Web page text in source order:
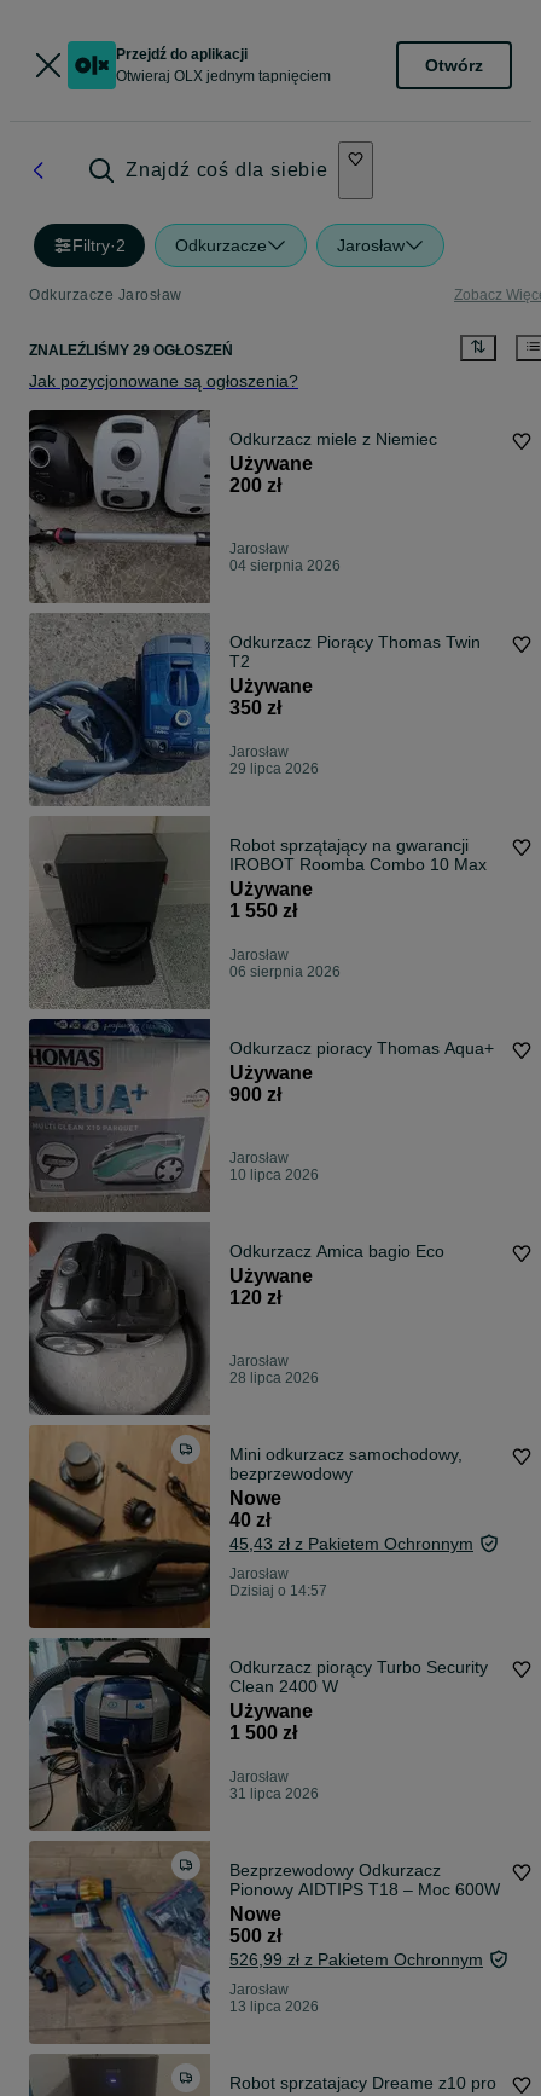
Przejdź do aplikacji
Otwieraj OLX jednym tapnięciem
Otwórz
Znajdź coś dla siebie
Filtry·2 Odkurzacze Jarosław
Odkurzacze Jarosław Zobacz
ZNALEŹLIŚMY 29 OGŁOSZEŃ
Jak pozycjonowane są ogłoszenia?
Odkurzacz miele z Niemiec
Używane
200 zł
Jarosław
04 sierpnia 2026
Odkurzacz Piorący Thomas Twin
T2
Używane
350 zł
Jarosław
29 lipca 2026
Robot sprzątający na gwarancji
IROBOT Roomba Combo 10 Max
Używane
1 550 zł
Jarosław
06 sierpnia 2026
Odkurzacz pioracy Thomas Aqua+
Używane
900 zł
Jarosław
10 lipca 2026
Odkurzacz Amica bagio Eco
Używane
120 zł
Jarosław
28 lipca 2026
Mini odkurzacz samochodowy,
bezprzewodowy
Nowe
40 zł
45,43 zł z Pakietem Ochronnym
Jarosław
Dzisiaj o 14:57
Odkurzacz piorący Turbo Security
Clean 2400 W
Używane
1 500 zł
Jarosław
31 lipca 2026
Bezprzewodowy Odkurzacz
Pionowy AIDTIPS T18 – Moc 600W
Nowe
500 zł
526,99 zł z Pakietem Ochronnym
Jarosław
13 lipca 2026
Robot sprzatajacy Dreame z10 pro